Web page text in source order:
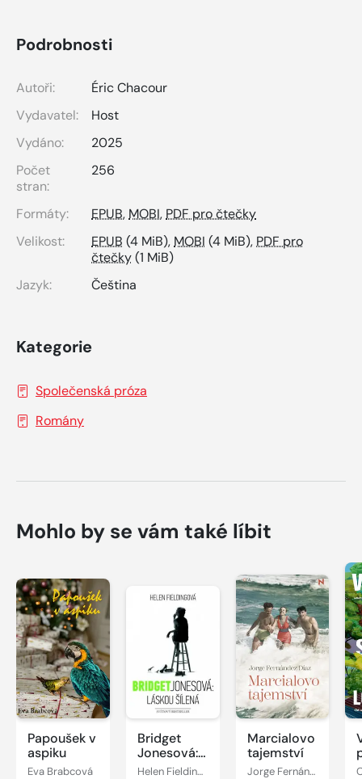
Podrobnosti
Autoři:
Éric Chacour
Vydavatel:
Host
Vydáno:
2025
Počet
stran:
256
Formáty: EPUB,MOBI,PDF pro čtečky
Velikost:
EPUB (4 MiB),MOBI (4 MiB),PDF pro
čtečky(1 MiB)
Jazyk:
Čeština
Kategorie
Společenská próza
Romány
Mohlo by se vám také líbit
Papoušek v
aspiku
Eva Brabcová
Bridget
Jonesová:
láskou
Helen Fieldingová
Marcialovo
tajemství
Jorge Fernández Díaz